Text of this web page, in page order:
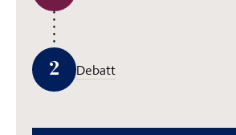
2 Debatt